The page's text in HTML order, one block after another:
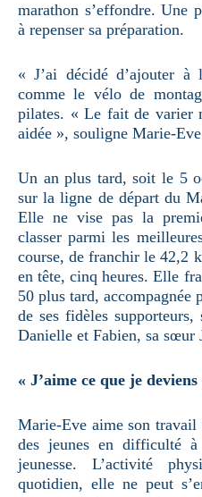
marathon s’effondre. Une
à repenser sa préparation.
« J’ai décidé d’ajouter à
comme le vélo de
pilates. « Le fait de varier
aidée », souligne Marie-
Un an plus tard, soit le 5
sur la ligne de départ du
Elle ne vise pas la
classer parmi les
course, de franchir le 42,2
en tête, cinq heures. Elle
50 plus tard, accompagnée
de ses fidèles
Danielle et Fabien, sa sœur
« J’aime ce que je deviens
Marie-Eve aime son travail
des jeunes en difficulté
jeunesse. L’activité
quotidien, elle ne peut